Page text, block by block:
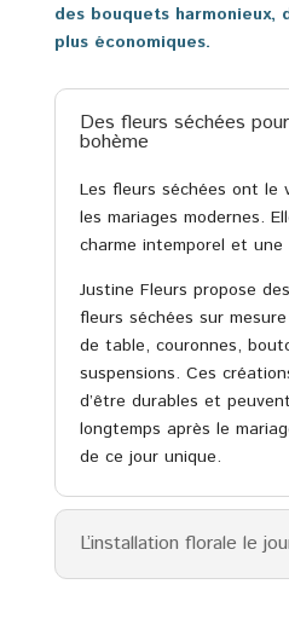
des bouquets harmonieux,
plus économiques.
Des fleurs séchées
bohème
Les fleurs séchées ont le
les mariages modernes.
charme intemporel et une
Justine Fleurs propose
fleurs séchées sur
de table, couronnes,
suspensions. Ces
d’être durables et
longtemps après le
de ce jour unique.
L’installation florale le